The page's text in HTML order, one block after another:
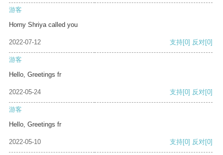
游客
Horny Shriya called you
2022-07-12 支持[0] 反对[0]
游客
Hello, Greetings fr
2022-05-24 支持[0] 反对[0]
游客
Hello, Greetings fr
2022-05-10 支持[0] 反对[0]